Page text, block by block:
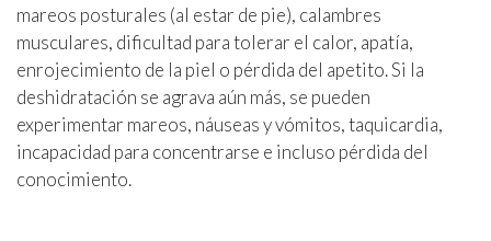
mareos posturales (al estar de pie), calambres
musculares, dificultad para tolerar el calor, apatía,
enrojecimiento de la piel o pérdida del apetito. Si la
deshidratación se agrava aún más, se pueden
experimentar mareos, náuseas y vómitos, taquicardia,
incapacidad para concentrarse e incluso pérdida del
conocimiento.